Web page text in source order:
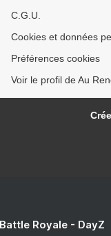
C.G.U.
Cookies et données
Préférences cookies
Voir le profil de Au
Royale - DayZ